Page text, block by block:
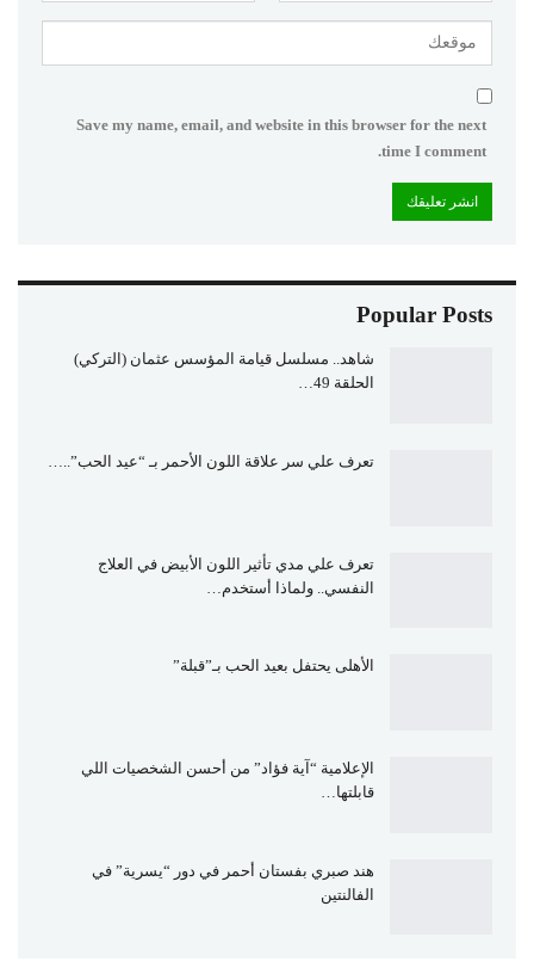
Save my name, email, and website in this browser for the next
time I comment.
Popular Posts
شاهد.. مسلسل قيامة المؤسس عثمان (التركي)
الحلقة 49…
تعرف علي سر علاقة اللون الأحمر بـ “عيد الحب”..…
تعرف علي مدي تأثير اللون الأبيض في العلاج
النفسي.. ولماذا أستخدم…
الأهلى يحتفل بعيد الحب بـ”قبلة”
الإعلامية “آية فؤاد” من أحسن الشخصيات اللي
قابلتها…
هند صبري بفستان أحمر في دور “يسرية” في
الفالنتين